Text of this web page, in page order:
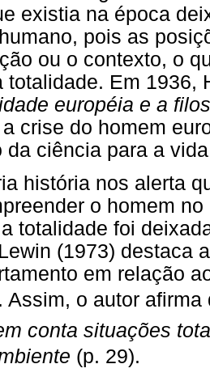
existia na época
pois as
ou o contexto, o
totalidade. Em 1936,
européia e a
crise do homem
da ciência para a
história nos alerta
o homem
totalidade foi
(1973) destaca
em relação
Assim, o autor afirma
conta situações
 (p. 29).